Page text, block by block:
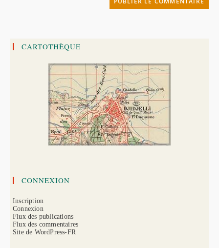
CARTOTHÈQUE
CONNEXION
Inscription
Connexion
Flux des publications
Flux des commentaires
Site de WordPress-FR